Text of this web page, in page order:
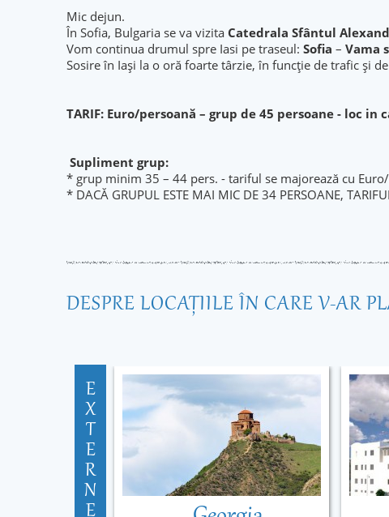
Mic dejun.
În Sofia, Bulgaria se va vizita Catedrala Sfântul
Vom continua drumul spre Iasi pe traseul: Sofia – Vama
Sosire în Iași la o oră foarte târzie, în funcție de trafic și
TARIF: Euro/persoană – grup de 45 persoane - loc in
Supliment grup:
* grup minim 35 – 44 pers. - tariful se majorează cu
* DACĂ GRUPUL ESTE MAI MIC DE 34 PERSOANE,
DESPRE LOCAŢIILE ÎN CARE V-AR
E
X
T
E
R
N
E